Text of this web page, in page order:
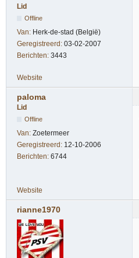
Lid
Offline
Van: Herk-de-stad (België)
Geregistreerd: 03-02-2007
Berichten: 3443
Website
paloma
Lid
Offline
Van: Zoetermeer
Geregistreerd: 12-10-2006
Berichten: 6744
Website
rianne1970